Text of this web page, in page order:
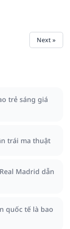
Next »
trẻ sáng giá
trái ma thuật
Madrid dẫn
quốc tế là bao